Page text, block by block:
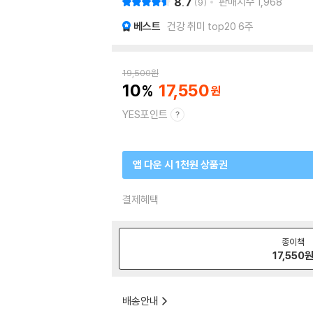
베스트 건강 취미 top20 6주
19,500원
10 17,550
YES포인트
앱 다운 시 1천원 상품권
결제혜택
종이책
17,550원
배송안내